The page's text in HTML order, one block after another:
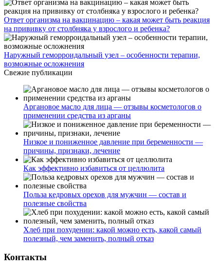
Ответ организма на вакцинацию – какая может быть реакция
на прививку от столбняка у взрослого и ребенка?
Наружный геморроидальный узел – особенности терапии,
возможные осложнения
Свежие публикации
Аргановое масло для лица — отзывы косметологов о
применении средства из арганы
Низкое и пониженное давление при беременности —
причины, признаки, лечение
Как эффективно избавиться от целлюлита
Польза кедровых орехов для мужчин — состав и
полезные свойства
Хлеб при похудении: какой можно есть, какой самый
полезный, чем заменить, полный отказ
Контакты